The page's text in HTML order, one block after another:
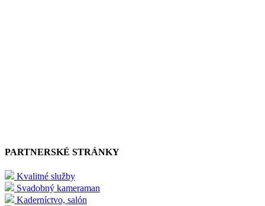
PARTNERSKÉ STRÁNKY
Kvalitné služby
Svadobný kameraman
Kaderníctvo, salón